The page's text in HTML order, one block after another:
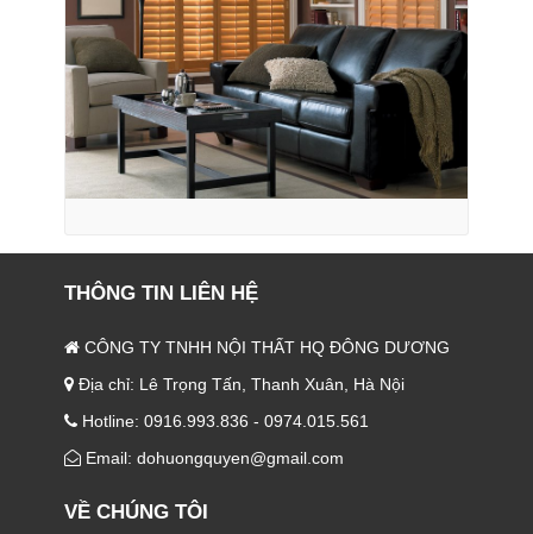
THÔNG TIN LIÊN HỆ
CÔNG TY TNHH NỘI THẤT HQ ĐÔNG DƯƠNG
Địa chỉ: Lê Trọng Tấn, Thanh Xuân, Hà Nội
Hotline: 0916.993.836 - 0974.015.561
Email: dohuongquyen@gmail.com
VỀ CHÚNG TÔI